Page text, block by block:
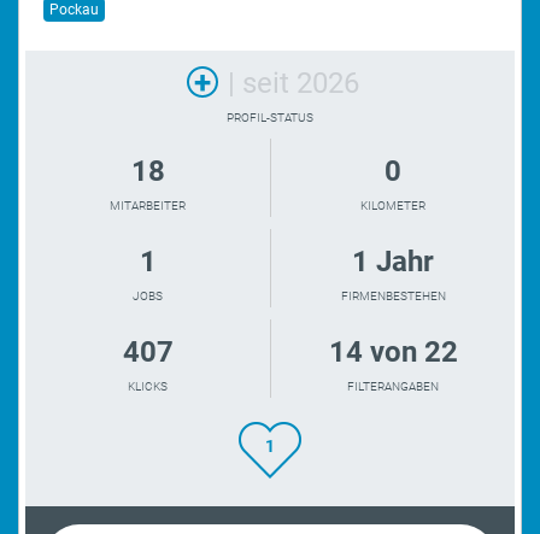
Pockau
+ | seit 2026
PROFIL-STATUS
18
MITARBEITER
0
KILOMETER
1
JOBS
1 Jahr
FIRMENBESTEHEN
407
KLICKS
14 von 22
FILTERANGABEN
1